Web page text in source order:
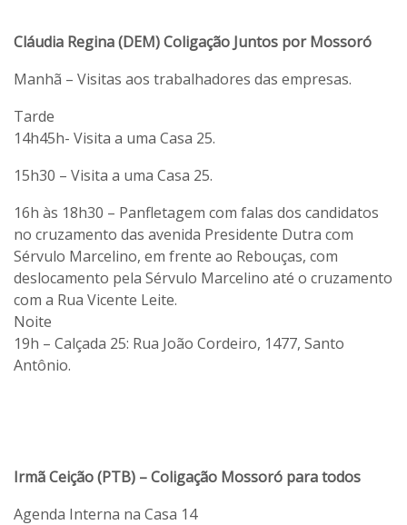
Cláudia Regina (DEM) Coligação Juntos por Mossoró
Manhã – Visitas aos trabalhadores das empresas.
Tarde
14h45h- Visita a uma Casa 25.
15h30 – Visita a uma Casa 25.
16h às 18h30 – Panfletagem com falas dos candidatos
no cruzamento das avenida Presidente Dutra com
Sérvulo Marcelino, em frente ao Rebouças, com
deslocamento pela Sérvulo Marcelino até o cruzamento
com a Rua Vicente Leite.
Noite
19h – Calçada 25: Rua João Cordeiro, 1477, Santo
Antônio.
Irmã Ceição (PTB) – Coligação Mossoró para todos
Agenda Interna na Casa 14